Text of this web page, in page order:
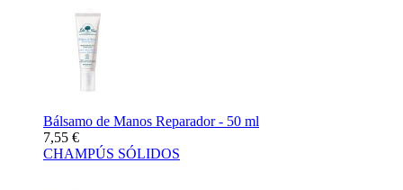
Bálsamo de Manos Reparador - 50 ml
7,55 €
CHAMPÚS SÓLIDOS